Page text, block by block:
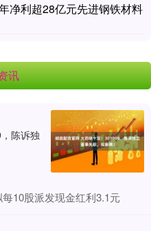
净利超28亿元先进钢铁材料
讯
陈诉独
10股派发现金红利3.1元